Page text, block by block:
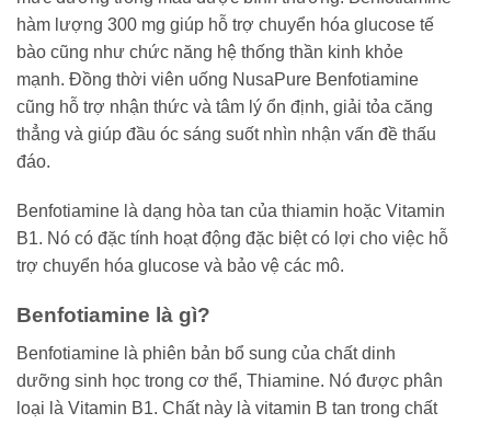
hàm lượng 300 mg giúp hỗ trợ chuyển hóa glucose tế
bào cũng như chức năng hệ thống thần kinh khỏe
mạnh. Đồng thời viên uống NusaPure Benfotiamine
cũng hỗ trợ nhận thức và tâm lý ổn định, giải tỏa căng
thẳng và giúp đầu óc sáng suốt nhìn nhận vấn đề thấu
đáo.
Benfotiamine là dạng hòa tan của thiamin hoặc Vitamin
B1. Nó có đặc tính hoạt động đặc biệt có lợi cho việc hỗ
trợ chuyển hóa glucose và bảo vệ các mô.
Benfotiamine là gì?
Benfotiamine là phiên bản bổ sung của chất dinh
dưỡng sinh học trong cơ thể, Thiamine. Nó được phân
loại là Vitamin B1. Chất này là vitamin B tan trong chất